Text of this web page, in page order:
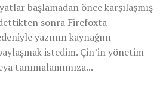
başlamadan önce karşılaşmış
sonra Firefoxta
yazının kaynağını
istedim. Çin’in yönetim
tanımalamımıza...